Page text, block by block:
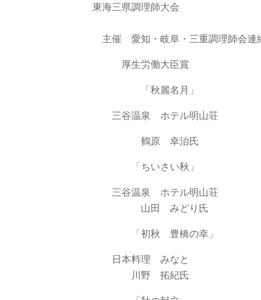
東海三県調理師大会
主催 愛知・岐阜・三重調理師会連
厚生労働大臣賞
「秋麗名月」
三谷温泉 ホテル明山荘
鶴原 幸治氏
「ちいさい秋」
三谷温泉 ホテル明山荘
山田 みどり氏
「初秋 豊橋の幸」
日本料理 みなと
川野 拓紀氏